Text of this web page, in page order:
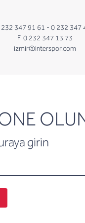
232 347 91 61 - 0 232 347
F. 0 232 347 13 73
izmir@interspor.com
girin